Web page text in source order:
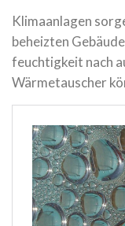
Kli­ma­an­la­gen
beheiz­ten
feuch­tig­keit nach
Wärmetauscher